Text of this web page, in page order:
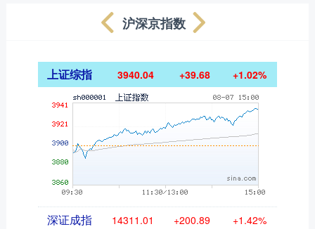
沪深京指数
上证综指 3940.04 +39.68 +1.02%
深证成指 14311.01 +200.89 +1.42%